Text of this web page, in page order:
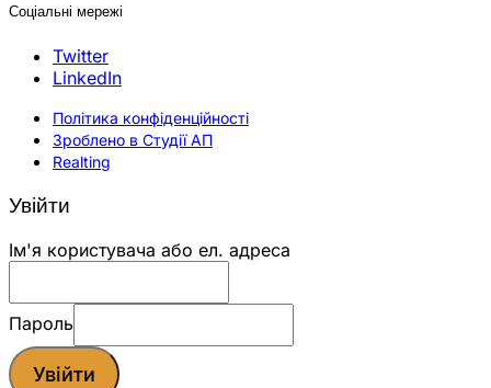
Соціальні мережі
Twitter
LinkedIn
Політика конфіденційності
Зроблено в Студії АП
Realting
Увійти
Ім'я користувача або ел. адреса
Пароль
Увійти